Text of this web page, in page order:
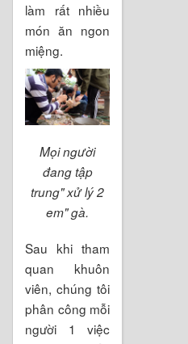
làm rất nhiều
món ăn ngon
miệng.
Mọi người
đang tập
trung" xử lý 2
em" gà.
Sau khi tham
quan khuôn
viên, chúng tôi
phân công mỗi
người 1 việc